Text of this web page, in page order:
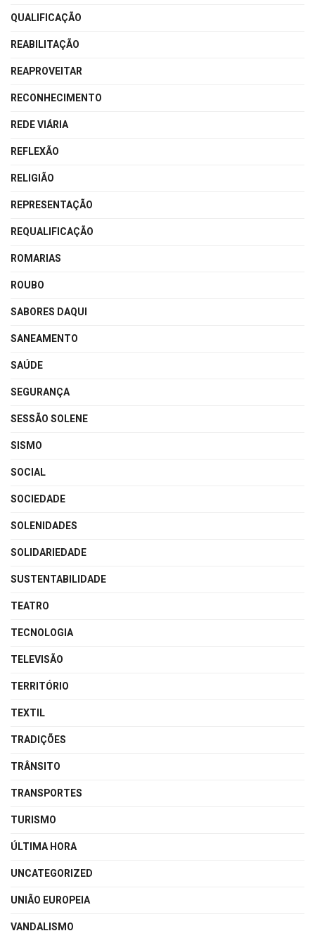
QUALIFICAÇÃO
REABILITAÇÃO
REAPROVEITAR
RECONHECIMENTO
REDE VIÁRIA
REFLEXÃO
RELIGIÃO
REPRESENTAÇÃO
REQUALIFICAÇÃO
ROMARIAS
ROUBO
SABORES DAQUI
SANEAMENTO
SAÚDE
SEGURANÇA
SESSÃO SOLENE
SISMO
SOCIAL
SOCIEDADE
SOLENIDADES
SOLIDARIEDADE
SUSTENTABILIDADE
TEATRO
TECNOLOGIA
TELEVISÃO
TERRITÓRIO
TEXTIL
TRADIÇÕES
TRÂNSITO
TRANSPORTES
TURISMO
ÚLTIMA HORA
UNCATEGORIZED
UNIÃO EUROPEIA
VANDALISMO